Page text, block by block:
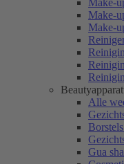
Make-
Make-
Make-
Alle
Gua sha